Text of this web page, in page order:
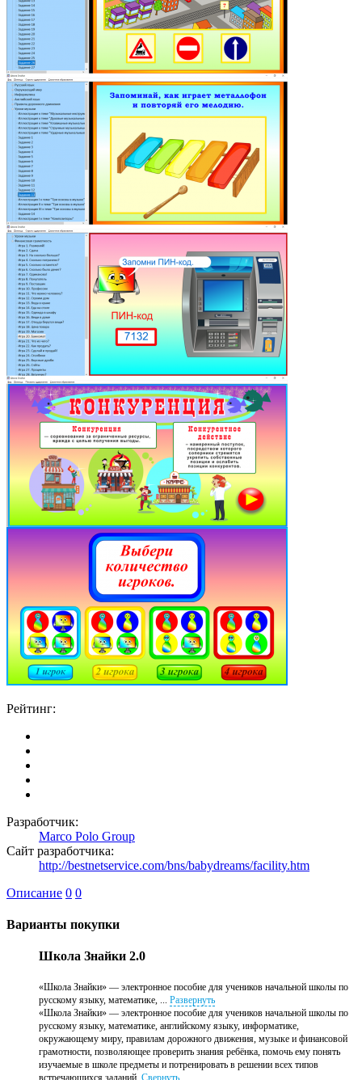
Рейтинг:
Разработчик:
Marco Polo Group
Сайт разработчика:
http://bestnetservice.com/bns/babydreams/facility.htm
Описание 0 0
Варианты покупки
Школа Знайки 2.0
«Школа Знайки» — электронное пособие для учеников начальной школы по
русскому языку, математике, ... Развернуть
«Школа Знайки» — электронное пособие для учеников начальной школы по
русскому языку, математике, английскому языку, информатике,
окружающему миру, правилам дорожного движения, музыке и финансовой
грамотности, позволяющее проверить знания ребёнка, помочь ему понять
изучаемые в школе предметы и потренировать в решении всех типов